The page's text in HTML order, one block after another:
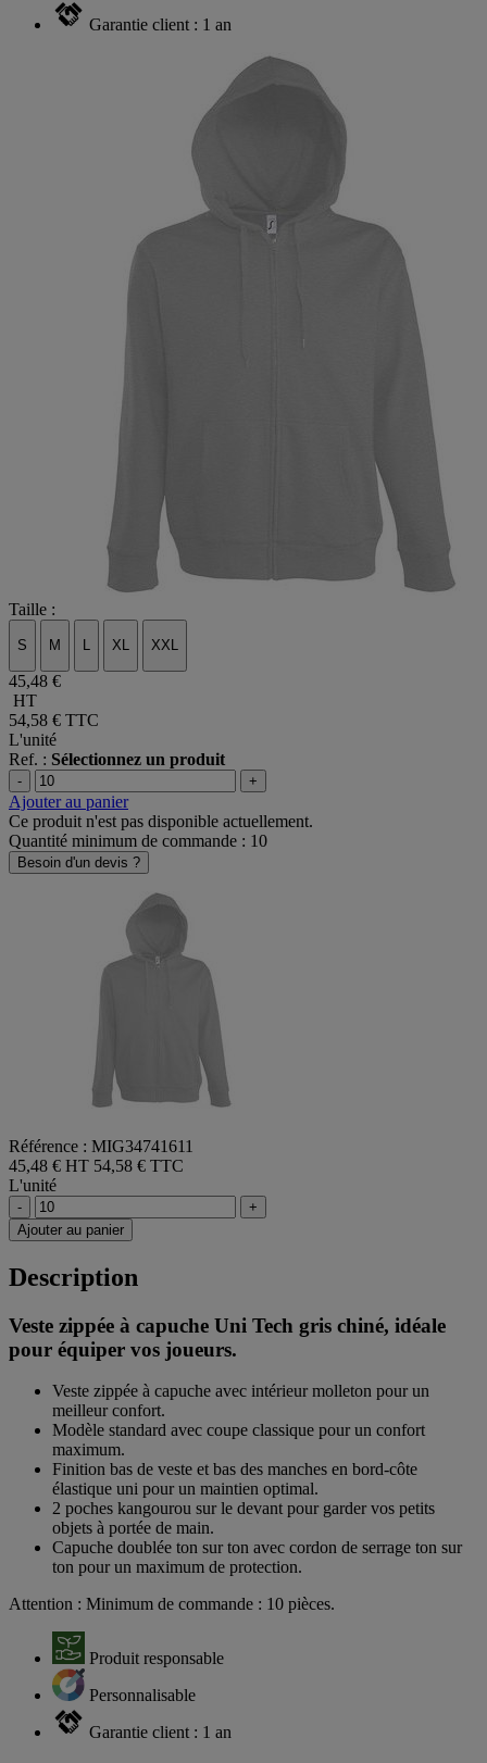
Garantie client : 1 an
Taille :
S M L XL XXL
45,48 €
HT
54,58 € TTC
L'unité
Ref. : Sélectionnez un produit
- +
Ajouter au panier
Ce produit n'est pas disponible actuellement.
Quantité minimum de commande : 10
Besoin d'un devis ?
Référence : MIG34741611
45,48 € HT 54,58 € TTC
L'unité
-
+
Ajouter au panier
Description
Veste zippée à capuche Uni Tech gris chiné, idéale
pour équiper vos joueurs.
Veste zippée à capuche avec intérieur molleton pour un
meilleur confort.
Modèle standard avec coupe classique pour un confort
maximum.
Finition bas de veste et bas des manches en bord-côte
élastique uni pour un maintien optimal.
2 poches kangourou sur le devant pour garder vos petits
objets à portée de main.
Capuche doublée ton sur ton avec cordon de serrage ton sur
ton pour un maximum de protection.
Attention : Minimum de commande : 10 pièces.
Produit responsable
Personnalisable
Garantie client : 1 an